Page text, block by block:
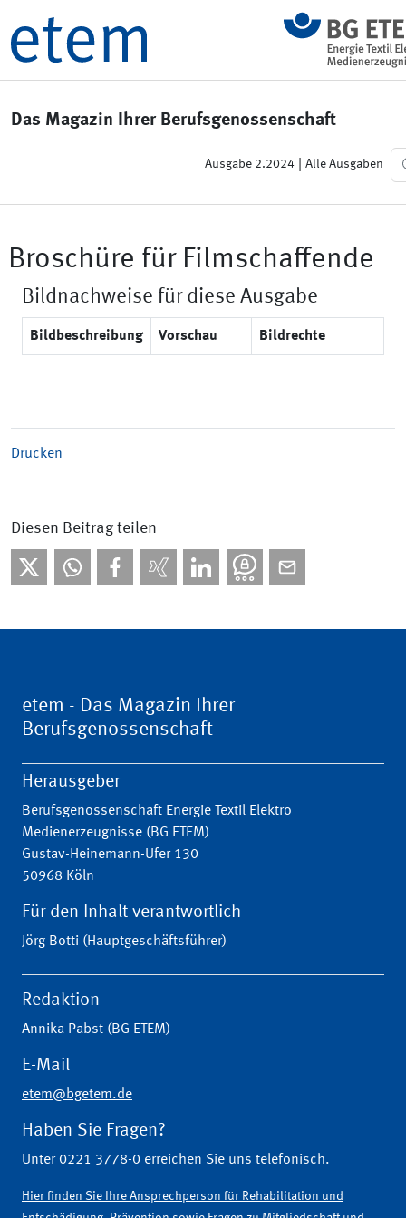
Das Magazin Ihrer Berufsgenossenschaft
Ausgabe 2.2024 Alle Ausgaben
Broschüre für Filmschaffende
Bildnachweise für diese Ausgabe
Bildbeschreibung Vorschau Bildrechte
Drucken
Diesen Beitrag teilen
etem - Das Magazin Ihrer
Berufsgenossenschaft
Herausgeber
Berufsgenossenschaft Energie Textil Elektro
Medienerzeugnisse (BG ETEM)
Gustav-Heinemann-Ufer 130
50968 Köln
Für den Inhalt verantwortlich
Jörg Botti (Hauptgeschäftsführer)
Redaktion
Annika Pabst (BG ETEM)
E-Mail
etem@bgetem.de
Haben Sie Fragen?
Unter 0221 3778-0 erreichen Sie uns telefonisch.
Hier finden Sie Ihre Ansprechperson für Rehabilitation und